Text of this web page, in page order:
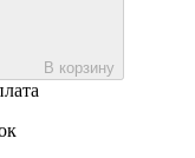
В корзину